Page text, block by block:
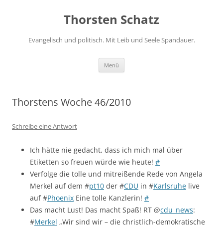
Thorsten Schatz
Evangelisch und politisch. Mit Leib und Seele Spandauer.
Menü
Thorstens Woche 46/2010
Schreibe eine Antwort
Ich hätte nie gedacht, dass ich mich mal über
Etiketten so freuen würde wie heute! #
Verfolge die tolle und mitreißende Rede von Angela
Merkel auf dem #pt10 der #CDU in #Karlsruhe live
auf #Phoenix Eine tolle Kanzlerin! #
Das macht Lust! Das macht Spaß! RT @cdu_news:
#Merkel „Wir sind wir – die christlich-demokratische